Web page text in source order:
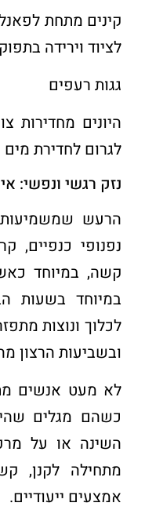
קינים מתחת
לציוד וירידה
גגות רעפים
היונים מחדירות
לגרום לחדירת מים
נזק רגשי ונפשי:
הרעש שמשמיעות
נפנופי כנפיים,
קשה, במיוחד
במיוחד בשעות
לכלוך ונוצות
ובשביעות הרצון
לא מעט אנשים
כשהם מגלים
השינה או על
מתחילה לקנן,
אמצעים ייעודיים.